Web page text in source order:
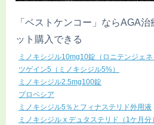
「ベストケンコー」ならAGA
ット購入できる
ミノキシジル10mg10錠（ロニテンジェネ
ツゲイン5（ミノキシジル5%）
ミノキシジル2.5mg100錠
プロペシア
ミノキシジル5％とフィナステリド外用液
ミノキシジル x デュタステリド（1ケ月分）